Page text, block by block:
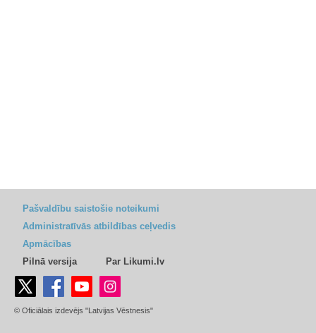
Pašvaldību saistošie noteikumi
Administratīvās atbildības ceļvedis
Apmācības
Pilnā versija
Par Likumi.lv
© Oficiālais izdevējs "Latvijas Vēstnesis"